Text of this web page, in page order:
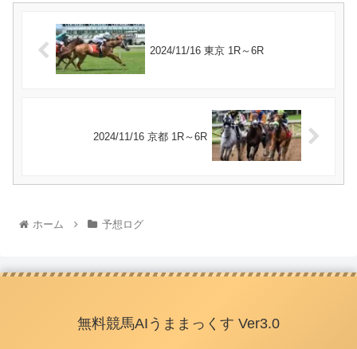
2024/11/16 東京 1R～6R
2024/11/16 京都 1R～6R
ホーム 予想ログ
無料競馬AIうままっくす Ver3.0